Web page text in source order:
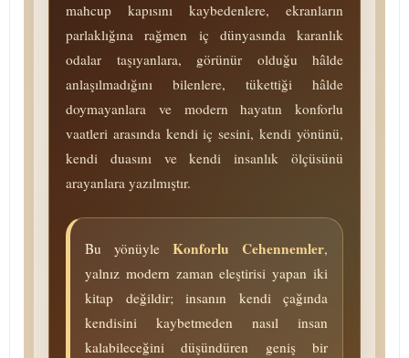
mahcup kapısını kaybedenlere, ekranların
parlaklığına rağmen iç dünyasında karanlık
odalar taşıyanlara, görünür olduğu hâlde
anlaşılmadığını bilenlere, tükettiği hâlde
doymayanlara ve modern hayatın konforlu
vaatleri arasında kendi iç sesini, kendi yönünü,
kendi duasını ve kendi insanlık ölçüsünü
arayanlara yazılmıştır.
Bu yönüyle Konforlu Cehennemler,
yalnız modern zaman eleştirisi yapan iki
kitap değildir; insanın kendi çağında
kendisini kaybetmeden nasıl insan
kalabileceğini düşündüren geniş bir